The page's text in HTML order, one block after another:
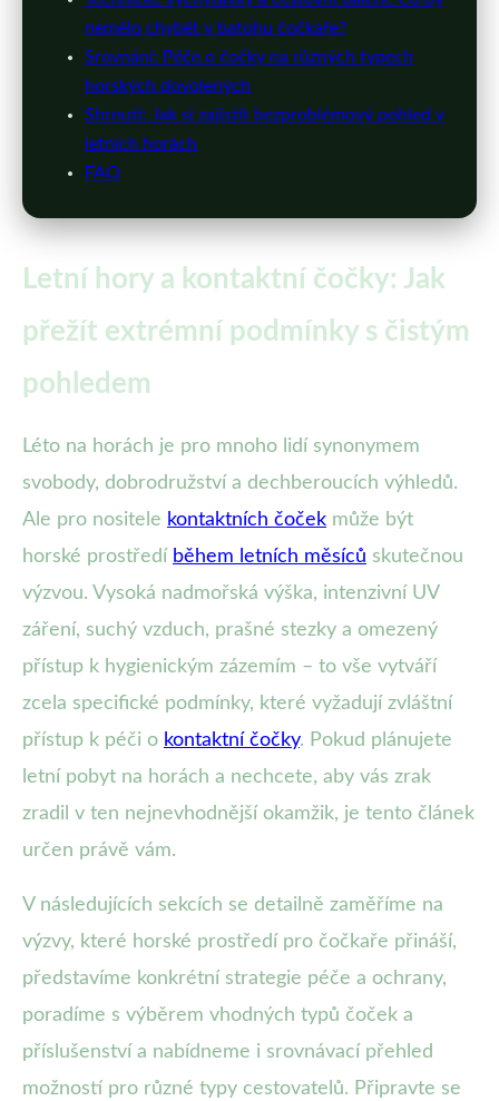
nemělo chybět v batohu čočkaře?
Srovnání: Péče o čočky na různých typech
horských dovolených
Shrnutí: Jak si zajistit bezproblémový pohled v
letních horách
FAQ
Letní hory a kontaktní čočky: Jak
přežít extrémní podmínky s čistým
pohledem
Léto na horách je pro mnoho lidí synonymem
svobody, dobrodružství a dechberoucích výhledů.
Ale pro nositele kontaktních čoček může být
horské prostředí během letních měsíců skutečnou
výzvou. Vysoká nadmořská výška, intenzivní UV
záření, suchý vzduch, prašné stezky a omezený
přístup k hygienickým zázemím – to vše vytváří
zcela specifické podmínky, které vyžadují zvláštní
přístup k péči o kontaktní čočky. Pokud plánujete
letní pobyt na horách a nechcete, aby vás zrak
zradil v ten nejnevhodnější okamžik, je tento článek
určen právě vám.
V následujících sekcích se detailně zaměříme na
výzvy, které horské prostředí pro čočkaře přináší,
představíme konkrétní strategie péče a ochrany,
poradíme s výběrem vhodných typů čoček a
příslušenství a nabídneme i srovnávací přehled
možností pro různé typy cestovatelů. Připravte se